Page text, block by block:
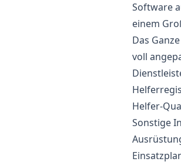
Software
einem
Das
voll
Helfer-
Sonstige